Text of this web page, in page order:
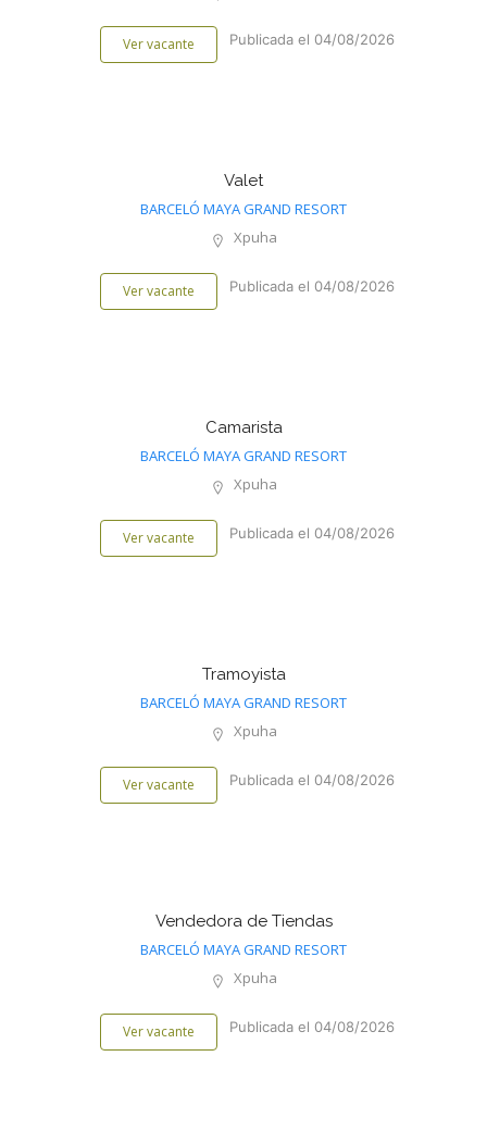
Ver vacante Publicada el 04/08/2026
Valet
BARCELÓ MAYA GRAND RESORT
Xpuha
Ver vacante Publicada el 04/08/2026
Camarista
BARCELÓ MAYA GRAND RESORT
Xpuha
Ver vacante Publicada el 04/08/2026
Tramoyista
BARCELÓ MAYA GRAND RESORT
Xpuha
Ver vacante Publicada el 04/08/2026
Vendedora de Tiendas
BARCELÓ MAYA GRAND RESORT
Xpuha
Ver vacante Publicada el 04/08/2026